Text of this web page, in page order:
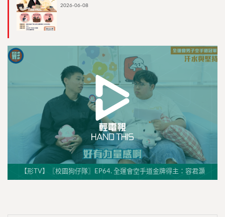
2026-06-08
【形TV】〖校園狗仔隊〗EP64. 全運會空手道金牌得主：容君灝